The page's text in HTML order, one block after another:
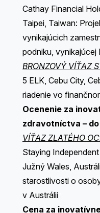
Cathay Financial
Taipei, Taiwan:
vynikajúcich
podniku, vynikajúcej
BRONZOVÝ VÍŤAZ
5 ELK, Cebu City,
riadenie vo
Ocenenie za
zdravotníctva –
VÍŤAZ ZLATÉHO
Staying
Južný Wales,
starostlivosti o
v Austrálii
Cena za